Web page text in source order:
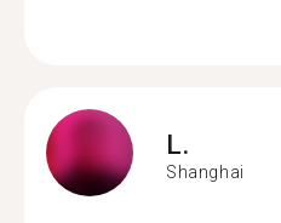
L.
Shanghai